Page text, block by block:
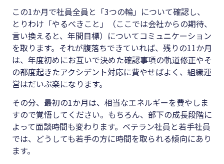
この1か月で社員全員と「3つの輪」について確認し、
とりわけ「やるべきこと」（ここでは会社からの期待、
言い換えると、年間目標）についてコミュニケーション
を取ります。それが腹落ちできていれば、残りの11か月
は、年度初めにお互いで決めた確認事項の軌道修正やそ
の都度起きたアクシデント対応に費やせばよく、組織運
営はだいぶ楽になります。
その分、最初の1か月は、相当なエネルギーを費やしま
すので覚悟してください。もちろん、部下の成長段階に
よって面談時間も変わります。ベテラン社員と若手社員
では、どうしても若手の方に時間を取られる傾向にあり
ます。